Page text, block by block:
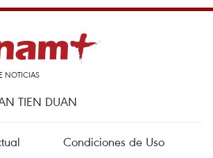
NOTICIAS
TIEN DUAN
Condiciones de Uso